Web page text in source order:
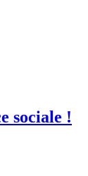
sociale !